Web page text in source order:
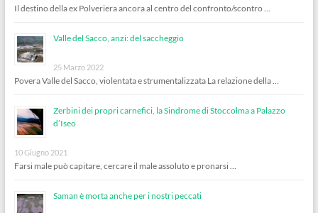
Il destino della ex Polveriera ancora al centro del confronto/scontro …
Valle del Sacco, anzi: del saccheggio
25 Marzo 2022
Povera Valle del Sacco, violentata e strumentalizzata La relazione della …
Zerbini dei propri carnefici, la Sindrome di Stoccolma a Palazzo
d’Iseo
10 Giugno 2021
Farsi male può capitare, cercare il male assoluto e pronarsi …
Saman è morta anche per i nostri peccati